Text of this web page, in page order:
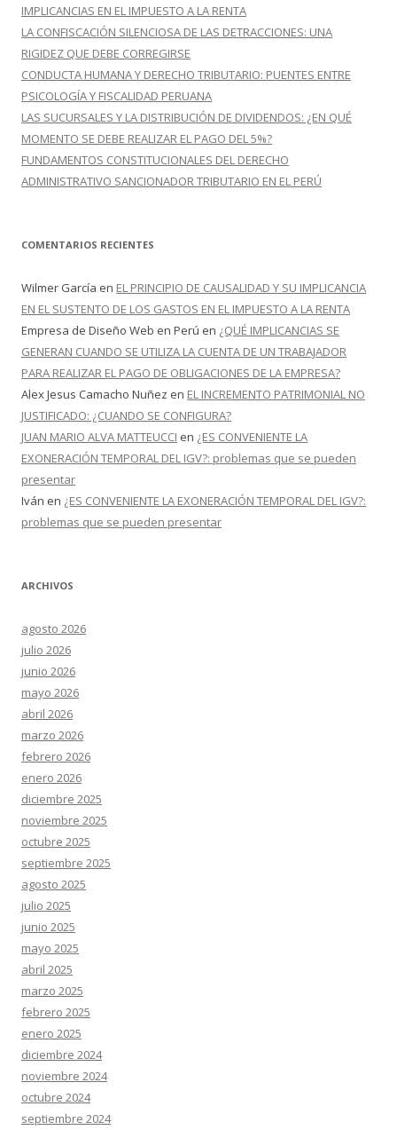
:IMPLICANCIAS EN EL IMPUESTO A LA RENTA
LA CONFISCACIÓN SILENCIOSA DE LAS DETRACCIONES: UNA
RIGIDEZ QUE DEBE CORREGIRSE
CONDUCTA HUMANA Y DERECHO TRIBUTARIO: PUENTES ENTRE
PSICOLOGÍA Y FISCALIDAD PERUANA
LAS SUCURSALES Y LA DISTRIBUCIÓN DE DIVIDENDOS: ¿EN QUÉ
MOMENTO SE DEBE REALIZAR EL PAGO DEL 5%?
FUNDAMENTOS CONSTITUCIONALES DEL DERECHO
ADMINISTRATIVO SANCIONADOR TRIBUTARIO EN EL PERÚ
COMENTARIOS RECIENTES
Wilmer García en EL PRINCIPIO DE CAUSALIDAD Y SU IMPLICANCIA
EN EL SUSTENTO DE LOS GASTOS EN EL IMPUESTO A LA RENTA
Empresa de Diseño Web en Perú en ¿QUÉ IMPLICANCIAS SE
GENERAN CUANDO SE UTILIZA LA CUENTA DE UN TRABAJADOR
PARA REALIZAR EL PAGO DE OBLIGACIONES DE LA EMPRESA?
Alex Jesus Camacho Nuñez en EL INCREMENTO PATRIMONIAL NO
JUSTIFICADO: ¿CUANDO SE CONFIGURA?
JUAN MARIO ALVA MATTEUCCI en ¿ES CONVENIENTE LA
EXONERACIÓN TEMPORAL DEL IGV?: problemas que se pueden
presentar
Iván en ¿ES CONVENIENTE LA EXONERACIÓN TEMPORAL DEL IGV?:
problemas que se pueden presentar
ARCHIVOS
agosto 2026
julio 2026
junio 2026
mayo 2026
abril 2026
marzo 2026
febrero 2026
enero 2026
diciembre 2025
noviembre 2025
octubre 2025
septiembre 2025
agosto 2025
julio 2025
junio 2025
mayo 2025
abril 2025
marzo 2025
febrero 2025
enero 2025
diciembre 2024
noviembre 2024
octubre 2024
septiembre 2024